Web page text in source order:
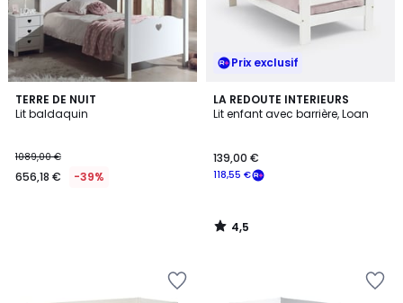
TERRE DE NUIT
Lit baldaquin
1089,00 €
656,18 € -39%
Prix exclusif
LA REDOUTE INTERIEURS
Lit enfant avec barrière, Loan
118,55 €
139,00 €
4,5
/ 5
4,5
/